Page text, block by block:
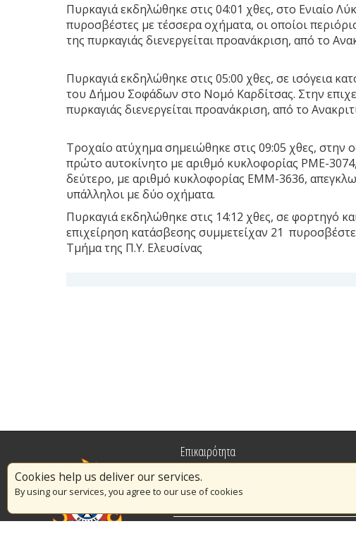
Πυρκαγιά εκδηλώθηκε στις 04:01 χθες, στο Ενιαίο
πυροσβέστες με τέσσερα οχήματα, οι οποίοι
της πυρκαγιάς διενεργείται προανάκριση, από το
Πυρκαγιά εκδηλώθηκε στις 05:00 χθες, σε ισόγεια
του Δήμου Σοφάδων στο Νομό Καρδίτσας. Στην
πυρκαγιάς διενεργείται προανάκριση, από το
Τροχαίο ατύχημα σημειώθηκε στις 09:05 χθες,
πρώτο αυτοκίνητο με αριθμό κυκλοφορίας ΡΜΕ-
δεύτερο, με αριθμό κυκλοφορίας ΕΜΜ-3636,
υπάλληλοι με δύο οχήματα.
Πυρκαγιά εκδηλώθηκε στις 14:12 χθες, σε φορτηγό
επιχείρηση κατάσβεσης συμμετείχαν 21
Τμήμα της Π.Υ. Ελευσίνας
Cookies help us deliver our services.
By using our services, you agree to our use of cookies
Επικαιρότητα
Πυρασφάλεια